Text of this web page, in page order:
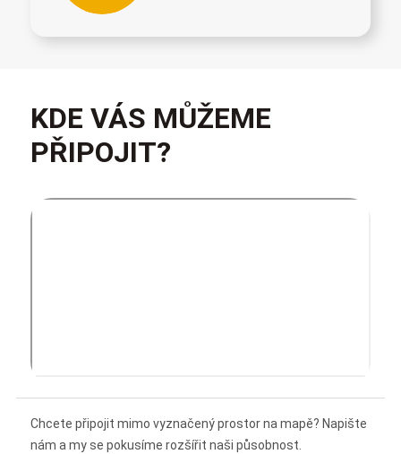
KDE VÁS MŮŽEME
PŘIPOJIT?
Chcete připojit mimo vyznačený prostor na mapě? Napište
nám a my se pokusíme rozšířit naši působnost.